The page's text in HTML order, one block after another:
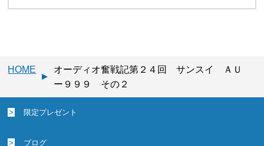
HOME
オーディオ奮戦記第２４回 サンスイ ＡＵ
ー９９９ その２
限定プレゼント
ブログ